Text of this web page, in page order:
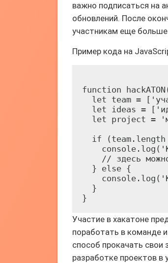
важно подписаться на
обновлений. После
участникам еще
Пример кода на
function
let team =
let ideas =
let project =
if (team.length
// здесь
  } else {
  }
Участие в хакатоне
поработать в команде
способ прокачать
разработке проектов в